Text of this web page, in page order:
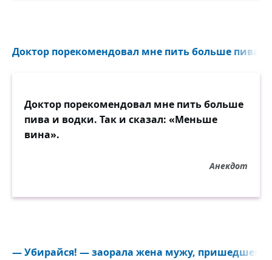
• бороться со стрессом без лекарств,
• заснуть без таблеток,
• искренне сказать, что у вас нет
религиозных убеждений, сексуальной
Доктор порекомендовал мне пить больше пива и
Доктор порекомендовал мне пить больше
пива и водки. Так и сказал: «Меньше
вина».
Анекдот
— Убирайся! — заорала жена мужу, пришедшему